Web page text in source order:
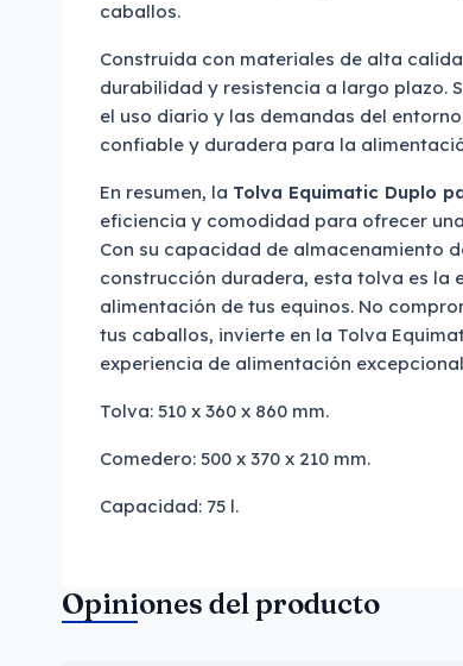
caballos.
Construida con materiales de alta
durabilidad y resistencia a largo plazo.
el uso diario y las demandas del
confiable y duradera para la
En resumen, la Tolva Equimatic Duplo
eficiencia y comodidad para ofrecer
Con su capacidad de almacenamiento
construcción duradera, esta tolva es la
alimentación de tus equinos. No
tus caballos, invierte en la Tolva
experiencia de alimentación
Tolva: 510 x 360 x 860 mm.
Comedero: 500 x 370 x 210 mm.
Capacidad: 75 l.
Opiniones del producto